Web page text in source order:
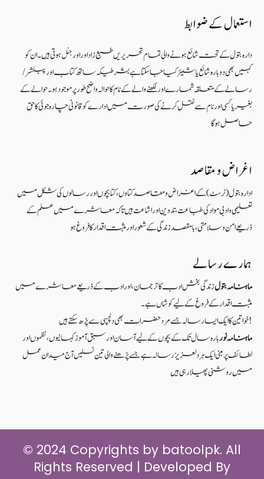
استعمال کے ضوابط
دارہ بتول کے تحت شائع ہونے والی تمام تحریریں طبع زاد اور اورجنل ہوتی ہیں۔ ان کو
کہیں بھی دوبارہ شائع یا شیئر کیا جا سکتا ہے بشرطیکہ ساتھ کتاب اور پبلشر/
رسالے کے متعلقہ شمارے اور لکھنے والے کے نام کا حوالہ واضح طور پر موجود ہو۔ حوالے کے
بغیر یا کسی اور نام سے نقل کرنے کی صورت میں ادارے کو قانونی چارہ جوئی کا حق
حاصل ہو گا
اغراض و مقاصد
ادارہ بتول (ٹرسٹ) کے اغراض و مقاصد کتاوں ، کتابچوں اور رسالوں کی شکل میں
تعلیمی و ادبی مواد کی طباعت، تدوین اور اشاعت ہیں تاکہ معاشرے میں علم کے
ذریعےامن و سلامتی ، بامقصد زندگی کے شعوراورمثبت اقدار کا فروغ ہو
ہمارے رسالے
ماہنامہ بتولزندگی بخش ادب کا ترجمان، اور ادب کے ذریعے معاشرے میں
مثبت اقدار کے فروغ کے لیے کوشاں ہے۔
خواتین کا ایک ایسا رسالہ جسے مرد حضرات بھی دلچسپی سے پڑھ سکتے ہیں!
ماہنامہ نوربارہ سال تک کے بچوں کے لیے آسان اور سبق آموزکہانیوں ،نظموں اور
لطائف پر مبنی ایک ہر دلعزیز رسالہ ہے جسے پڑھنے والی تین نسلیں آج میدان عمل
میں روشنی پھیلا رہی ہیں
© 2024 Copyrights by batoolpk. All
Rights Reserved | Developed By